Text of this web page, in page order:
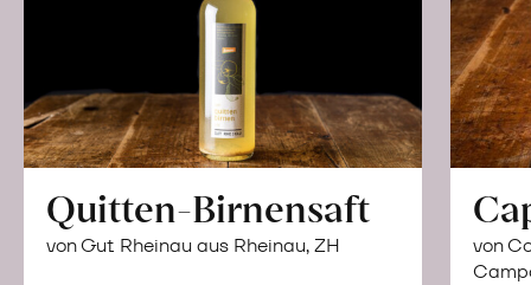
Quitten-Birnensaft
von Gut Rheinau aus Rheinau, ZH
von